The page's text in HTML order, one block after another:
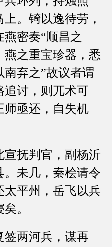
。锜以逸待劳，
燕密奏“顺昌之
燕之重宝珍器，悉
弃之”故议者谓
追讨，则兀术可
师亟还，自失机
抚判官，副杨沂
。未几，秦桧请令
太平州，岳飞以兵
。
两河兵，谋再